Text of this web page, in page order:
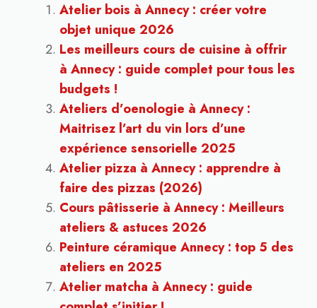
Atelier bois à Annecy : créer votre
objet unique 2026
Les meilleurs cours de cuisine à offrir
à Annecy : guide complet pour tous les
budgets !
Ateliers d’oenologie à Annecy :
Maitrisez l’art du vin lors d’une
expérience sensorielle 2025
Atelier pizza à Annecy : apprendre à
faire des pizzas (2026)
Cours pâtisserie à Annecy : Meilleurs
ateliers & astuces 2026
Peinture céramique Annecy : top 5 des
ateliers en 2025
Atelier matcha à Annecy : guide